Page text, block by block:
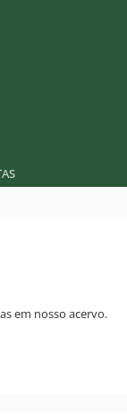
em nosso acervo.